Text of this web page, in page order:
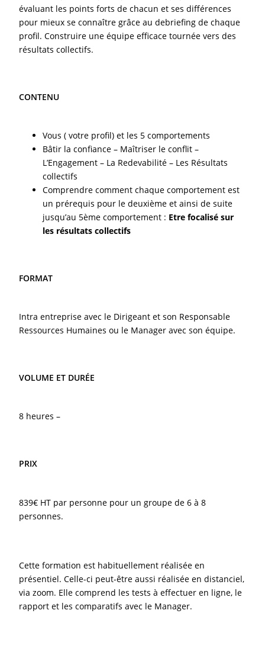
évaluant les points forts de chacun et ses différences
pour mieux se connaître grâce au debriefing de chaque
profil. Construire une équipe efficace tournée vers des
résultats collectifs.
CONTENU
Vous ( votre profil) et les 5 comportements
Bâtir la confiance – Maîtriser le conflit –
L’Engagement – La Redevabilité – Les Résultats
collectifs
Comprendre comment chaque comportement est
un prérequis pour le deuxième et ainsi de suite
jusqu’au 5ème comportement : Etre focalisé sur
les résultats collectifs
FORMAT
Intra entreprise avec le Dirigeant et son Responsable
Ressources Humaines ou le Manager avec son équipe.
VOLUME ET DURÉE
8 heures –
PRIX
839€ HT par personne pour un groupe de 6 à 8
personnes.
Cette formation est habituellement réalisée en
présentiel. Celle-ci peut-être aussi réalisée en distanciel,
via zoom. Elle comprend les tests à effectuer en ligne, le
rapport et les comparatifs avec le Manager.